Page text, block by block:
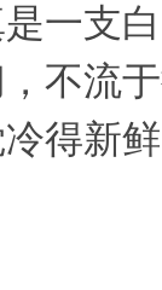
一支
不流
得新